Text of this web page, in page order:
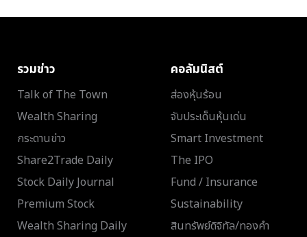
รวมข่าว
Talk of The Town
Wealth Sharing
กระดานข่าว
Share2Trade Daily
Stock Daily Journal
Premium Stock
Wealth Sharing Daily
คอลัมนิสต์
ส่องหุ้นร้อน
จับประเด็นหุ้นเด่น
Smart Investment
The IPO
Fund / Insurance
Sustainability
สินทรัพย์ดิจิทัล/ทองคำ